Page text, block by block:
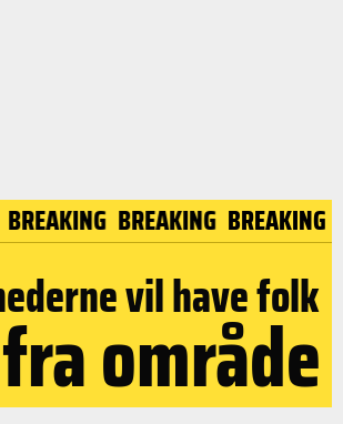
BREAKING BREAKING
vil have folk
område